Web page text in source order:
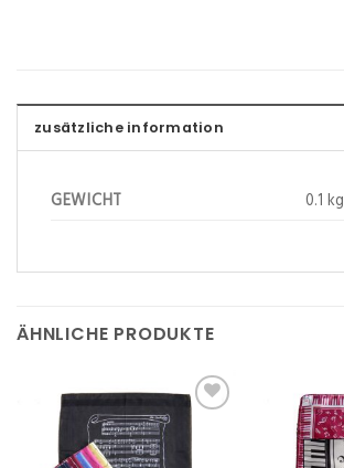
zusätzliche information
GEWICHT 0.1 kg
ÄHNLICHE PRODUKTE
Zu
Wunschliste
hinzufügen